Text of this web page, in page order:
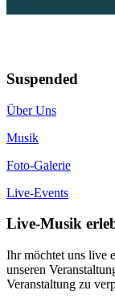
Suspended
Über Uns
Musik
Foto-Galerie
Live-Events
Live-Musik
Ihr möchtet uns live
unseren
Veranstaltung zu